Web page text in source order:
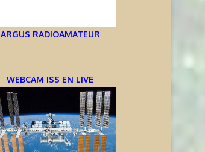
ARGUS RADIOAMATEUR
WEBCAM ISS EN LIVE